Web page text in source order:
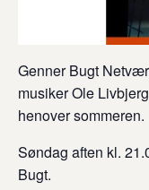
Genner Bugt
musiker Ole
henover sommeren.
Søndag aften kl.
Bugt.